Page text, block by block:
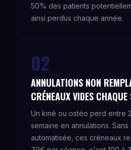
50% des patients
ainsi perdus chaque année.
02
ANNULATIONS NON
CRÉNEAUX VIDES CHAQUE
Un kiné ou ostéo perd entre
semaine en annulations.
automatisée, ces créneaux